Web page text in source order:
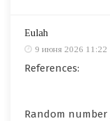
Eulah
9 июня 2026 11:22
References:
Random